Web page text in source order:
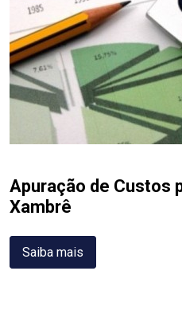
Apuração de Custos
Xambrê
Saiba mais